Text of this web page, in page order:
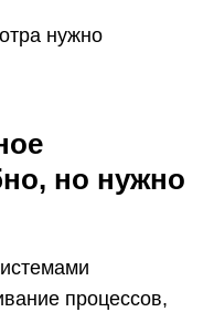
нужно
но нужно
процессов,